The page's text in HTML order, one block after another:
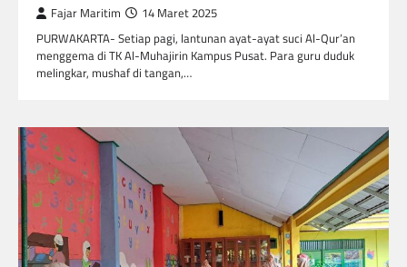
Fajar Maritim 14 Maret 2025
PURWAKARTA- Setiap pagi, lantunan ayat-ayat suci Al-Qur’an
menggema di TK Al-Muhajirin Kampus Pusat. Para guru duduk
melingkar, mushaf di tangan,…